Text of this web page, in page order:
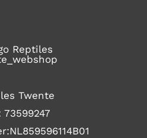
Twente
73599247